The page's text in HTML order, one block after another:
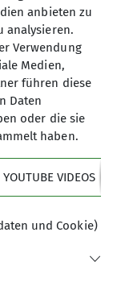
anbieten zu
analysieren.
Verwendung
Medien,
führen diese
Daten
oder die sie
haben.
YOUTUBE VIDEOS
und Cookie)